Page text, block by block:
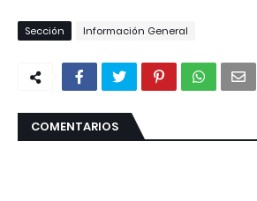
Sección Información General
COMENTARIOS